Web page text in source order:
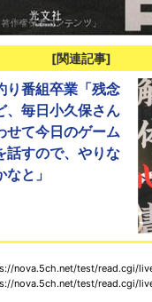
[関連記事]
り番組卒業「残念
、毎日小久保さん
せて今日のゲーム
話すので、やりな
と」
nova.5ch.net/test/read.cgi/
nova.5ch.net/test/read.cgi/